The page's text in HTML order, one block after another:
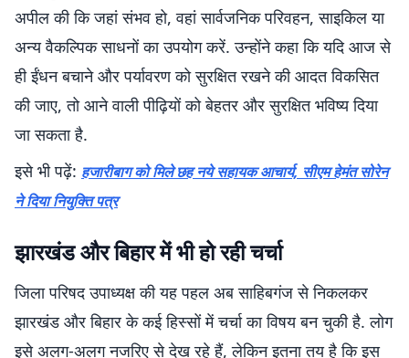
अपील की कि जहां संभव हो, वहां सार्वजनिक परिवहन, साइकिल या
अन्य वैकल्पिक साधनों का उपयोग करें. उन्होंने कहा कि यदि आज से
ही ईंधन बचाने और पर्यावरण को सुरक्षित रखने की आदत विकसित
की जाए, तो आने वाली पीढ़ियों को बेहतर और सुरक्षित भविष्य दिया
जा सकता है.
इसे भी पढ़ें: हजारीबाग को मिले छह नये सहायक आचार्य, सीएम हेमंत सोरेन
ने दिया नियुक्ति पत्र
झारखंड और बिहार में भी हो रही चर्चा
जिला परिषद उपाध्यक्ष की यह पहल अब साहिबगंज से निकलकर
झारखंड और बिहार के कई हिस्सों में चर्चा का विषय बन चुकी है. लोग
इसे अलग-अलग नजरिए से देख रहे हैं, लेकिन इतना तय है कि इस